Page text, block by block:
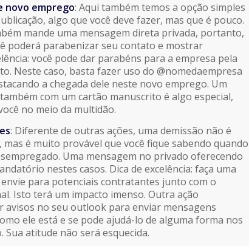
novo emprego: Aqui também temos a opção simples
algo que você deve fazer, mas que é pouco.
mande uma mensagem direta privada, portanto,
poderá parabenizar seu contato e mostrar
você pode dar parabéns para a empresa pela
Neste caso, basta fazer uso do @nomedaempresa
a chegada dele neste novo emprego. Um
com um cartão manuscrito é algo especial,
no meio da multidão.
: Diferente de outras ações, uma demissão não é
é muito provável que você fique sabendo quando
Uma mensagem no privado oferecendo
nestes casos. Dica de excelência: faça uma
para potenciais contratantes junto com o
Isto terá um impacto imenso. Outra ação
no seu outlook para enviar mensagens
ele está e se pode ajudá-lo de alguma forma nos
Sua atitude não será esquecida.